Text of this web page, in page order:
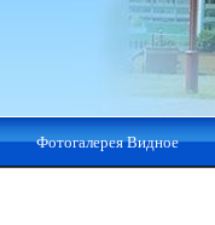
Фотогалерея Видное